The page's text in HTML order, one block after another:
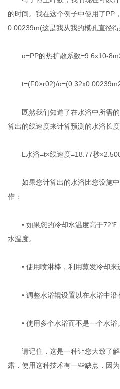
的时间。我在这个例子中使用了PP
0.00239m(这是我从我的模孔直径得
α=PP的热扩散系数=9.6x10-
t=(F0×r02)/
既然我们知道了在水浴中所需的
算出的线速度来计算预测的水浴长度
L水浴=t×线速度=18.77秒
如果您计算出的水浴比您设施中
作：
• 如果您的冷却水温度高于72℉
水温度。
• 使用喷淋棒，利用蒸发冷却来
• 调整水浴辊设置以在水浴中沿
• 使用多个水浴而不是一个水浴
请记住，这是一种让您大致了解
露，使用这种技术有一些缺点，因